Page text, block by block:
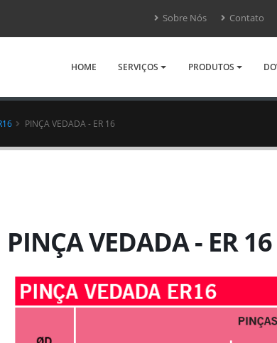
Sobre Nós Contato
HOME SERVIÇOS PRODUTOS
PINÇA VEDADA - ER 16
PINÇA VEDADA - ER 16